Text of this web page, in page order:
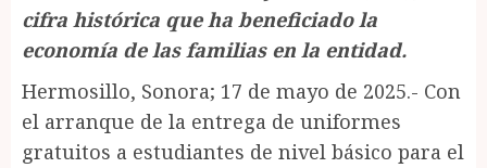
cifra histórica que ha beneficiado la
economía de las familias en la entidad.
Hermosillo, Sonora; 17 de mayo de 2025.- Con
el arranque de la entrega de uniformes
gratuitos a estudiantes de nivel básico para el